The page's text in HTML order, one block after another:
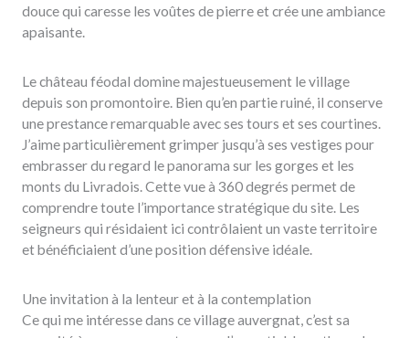
douce qui caresse les voûtes de pierre et crée une ambiance
apaisante.
Le château féodal domine majestueusement le village
depuis son promontoire. Bien qu’en partie ruiné, il conserve
une prestance remarquable avec ses tours et ses courtines.
J’aime particulièrement grimper jusqu’à ses vestiges pour
embrasser du regard le panorama sur les gorges et les
monts du Livradois. Cette vue à 360 degrés permet de
comprendre toute l’importance stratégique du site. Les
seigneurs qui résidaient ici contrôlaient un vaste territoire
et bénéficiaient d’une position défensive idéale.
Une invitation à la lenteur et à la contemplation
Ce qui me intéresse dans ce village auvergnat, c’est sa